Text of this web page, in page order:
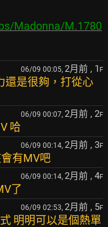
Madonna/M.1780
06/09 00:05, 2月前 , 1 F
還是很夠，打從心
06/09 00:07, 2月前 , 2F
哈
06/09 00:14, 2月前 , 3F
有MV吧
06/09 00:14, 2月前 , 4F
了
06/09 02:53, 2月前 , 5F
明明可以是個熱單